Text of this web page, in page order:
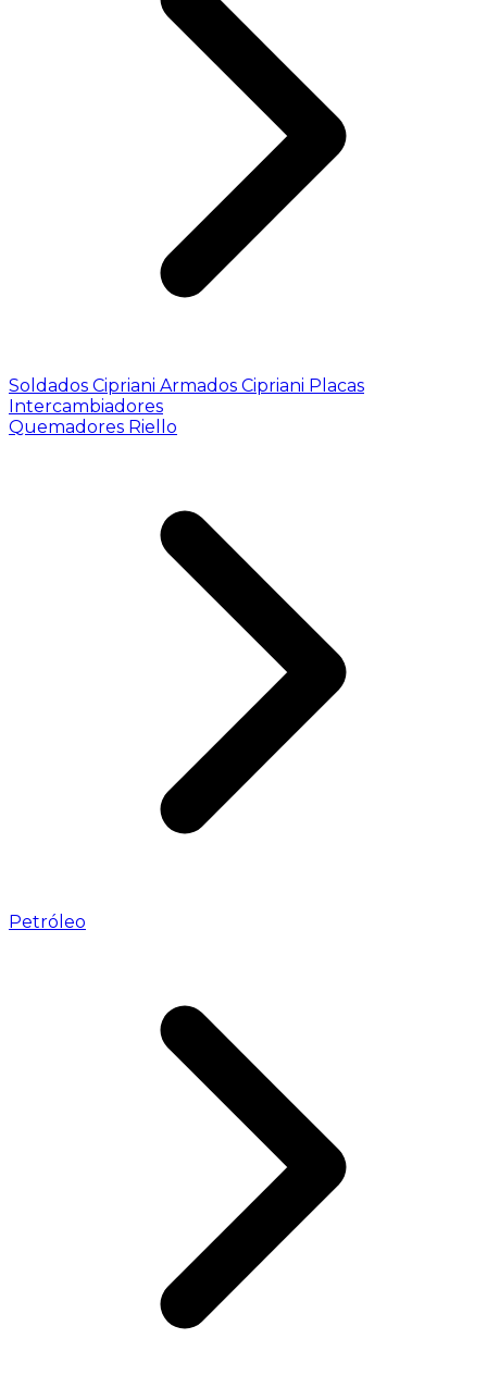
Soldados Cipriani Armados Cipriani Placas
Intercambiadores
Quemadores Riello
Petróleo